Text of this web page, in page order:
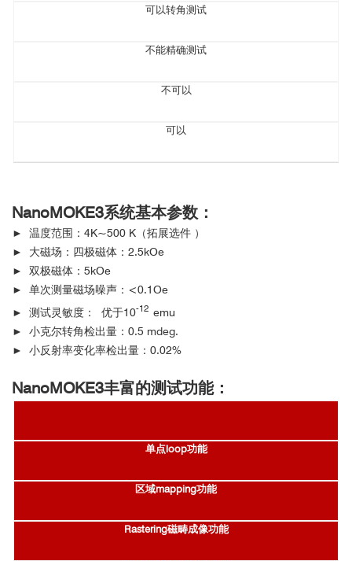
可以转角测试
不能精确测试
不可以
可以
NanoMOKE3系统基本参数：
► 温度范围：4K~500 K（拓展选件 ）
► 大磁场：四极磁体：2.5kOe
► 双极磁体：5kOe
► 单次测量磁场噪声：<0.1Oe
► 测试灵敏度： 优于10-12 emu
► 小克尔转角检出量：0.5 mdeg.
► 小反射率变化率检出量：0.02%
NanoMOKE3丰富的测试功能：
单点loop功能
区域mapping功能
Rastering磁畴成像功能